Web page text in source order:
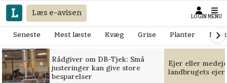
Læs e-avisen LOGIN MENU
Seneste Mest læste Kvæg Grise Planter
Rådgiver om DB-Tjek: Små
justeringer kan give store
besparelser
Ejer eller
landbrugets